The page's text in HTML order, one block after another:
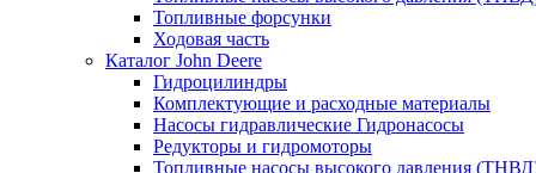
Топливные форсунки
Ходовая часть
Каталог John Deere
Гидроцилиндры
Комплектующие и расходные материалы
Насосы гидравлические Гидронасосы
Редукторы и гидромоторы
Топливные насосы высокого давления